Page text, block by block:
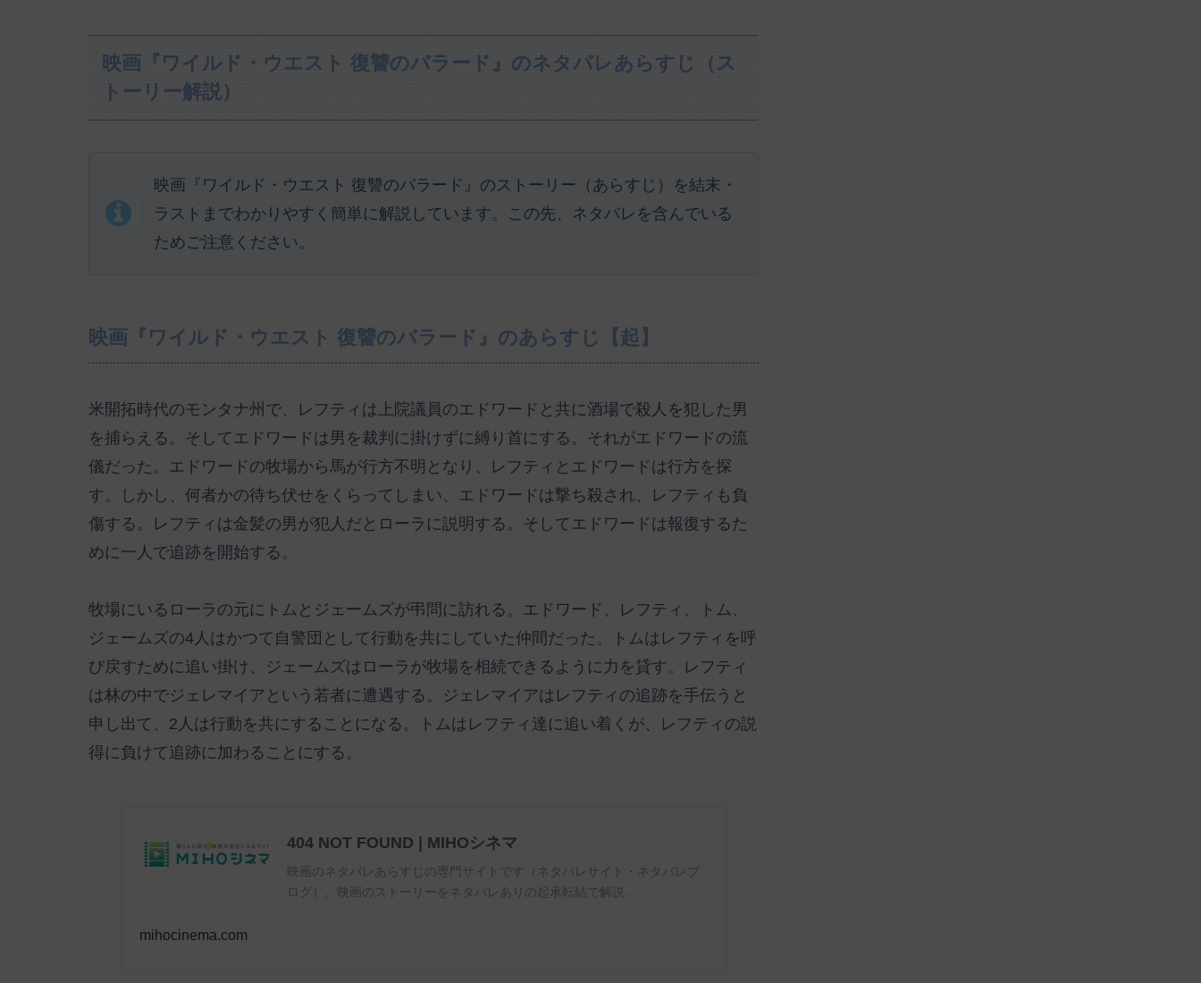
映画『ワイルド・ウエスト 復讐のバラード』のネタバレあらすじ（ス
トーリー解説）
映画『ワイルド・ウエスト 復讐のバラード』のストーリー（あらすじ）を結末・
ラストまでわかりやすく簡単に解説しています。この先、ネタバレを含んでいる
ためご注意ください。
映画『ワイルド・ウエスト 復讐のバラード』のあらすじ【起】
米開拓時代のモンタナ州で、レフティは上院議員のエドワードと共に酒場で殺人を犯した男
を捕らえる。そしてエドワードは男を裁判に掛けずに縛り首にする。それがエドワードの流
儀だった。エドワードの牧場から馬が行方不明となり、レフティとエドワードは行方を探
す。しかし、何者かの待ち伏せをくらってしまい、エドワードは撃ち殺され、レフティも負
傷する。レフティは金髪の男が犯人だとローラに説明する。そしてエドワードは報復するた
めに一人で追跡を開始する。
牧場にいるローラの元にトムとジェームズが弔問に訪れる。エドワード、レフティ、トム、
ジェームズの4人はかつて自警団として行動を共にしていた仲間だった。トムはレフティを呼
び戻すために追い掛け、ジェームズはローラが牧場を相続できるように力を貸す。レフティ
は林の中でジェレマイアという若者に遭遇する。ジェレマイアはレフティの追跡を手伝うと
申し出て、2人は行動を共にすることになる。トムはレフティ達に追い着くが、レフティの説
得に負けて追跡に加わることにする。
404 NOT FOUND | MIHOシネマ
映画のネタバレあらすじの専門サイトです（ネタバレサイト・ネタバレブ
ログ）。映画のストーリーをネタバレありの起承転結で解説...
mihocinema.com